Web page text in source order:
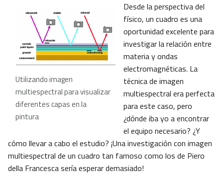
Utilizando imagen
multiespectral para visualizar
diferentes capas en la
pintura
Desde la perspectiva del
físico, un cuadro es una
oportunidad excelente para
investigar la relación entre
materia y ondas
electromagnéticas. La
técnica de imagen
multiespectral era perfecta
para este caso, pero
¿dónde iba yo a encontrar
el equipo necesario? ¿Y
cómo llevar a cabo el estudio? ¡Una investigación con imagen
multiespectral de un cuadro tan famoso como los de Piero
della Francesca sería esperar demasiado!